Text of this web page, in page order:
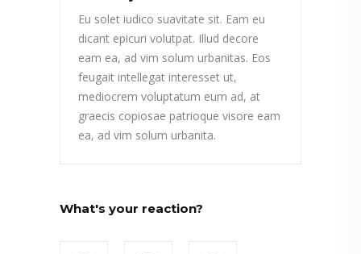
Eu solet iudico suavitate sit. Eam eu
dicant epicuri volutpat. Illud decore
eam ea, ad vim solum urbanitas. Eos
feugait intellegat interesset ut,
mediocrem voluptatum eum ad, at
graecis copiosae patrioque visore eam
ea, ad vim solum urbanita.
What's your reaction?